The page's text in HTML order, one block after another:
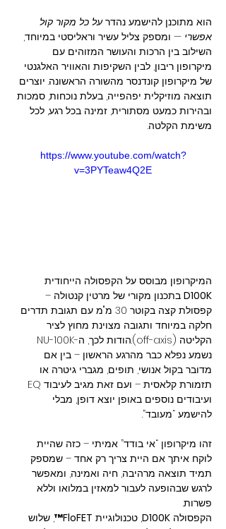
הוא מתוכנן להישמע נהדר על כל מקור קול
אפשרי — ומספק צליל עשיר וראליסטי במיוחד,
השילוב בין הרכות והעושר המזוהים עם
מיקרופון ריבון, לבין השקיפות והאוויר האלגנטי
של מיקרופון קונדנסר מהשורה הראשונה. יוצרים
תוצאה מוזיקלית יפהפייה, בעלת נוכחות, סמכות
ובהירות כמעט מסתורית, זמינה בכל רגע, לכל
משימת הקלטה.
https://www.youtube.com/watch?
v=3PYTeaw4Q2E
המיקרופון מבוסס על הקפסולה הייחודית
D100K בתכנון מקורי של מרטין קנטולה –
קפסולת קצה בקוטר 30 מ"מ עם תגובת תדרים
חלקה במיוחד ותגובה מצוינת מחוץ לציר
נשמע נפלא כבר מהרגע הראשון – בין אם
מדובר בקול אנושי, תופים, מגברי גיטרה או
ועיבודים נוספים באופן יוצא דופן, מבלי
להישמע “מעובד”.
זהו מיקרופון “אי בודד” אמיתי – כזה שהיית
לוקח איתך אם היית צריך רק אחד – שמספק
תמיד תוצאה מרהיבה, חיה ואמינה, ומאפשר
לרגש שבהופעה לעבור למאזין במלואו וללא
פשרות.
הקפסולה D100K, טכנולוגיית FloFET™ , שלוש